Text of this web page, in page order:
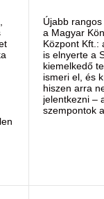
Újabb
a Magyar
Központ Kft.:
is elnyerte a
kiemelkedő
ismeri el, és
hiszen arra
jelentkezni –
szempontok